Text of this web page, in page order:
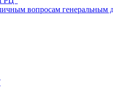
вопросам генеральным